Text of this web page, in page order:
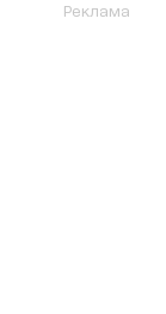
Реклама